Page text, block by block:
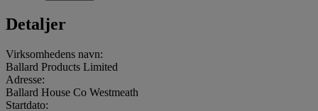
Detaljer
Virksomhedens navn:
Ballard Products Limited
Adresse:
Ballard House Co Westmeath
Startdato: